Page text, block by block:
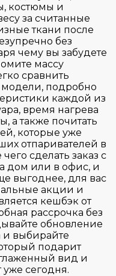
костюмы и
за считанные
ткани после
без
чему вы забудете
массу
сравнить
подробно
каждой из
время нагрева
а также почитать
которые уже
отпаривателей в
сделать заказ с
дом или в офис, и
выгоднее, для вас
акции и
кешбэк от
рассрочка без
обновление
и выбирайте
подарит
вид и
уже сегодня.
Сбросить